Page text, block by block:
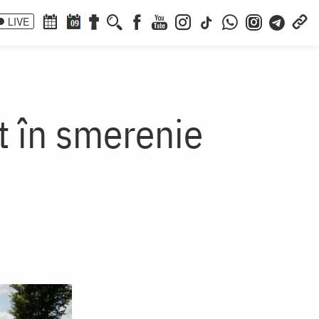
LIVE 09
în smerenie